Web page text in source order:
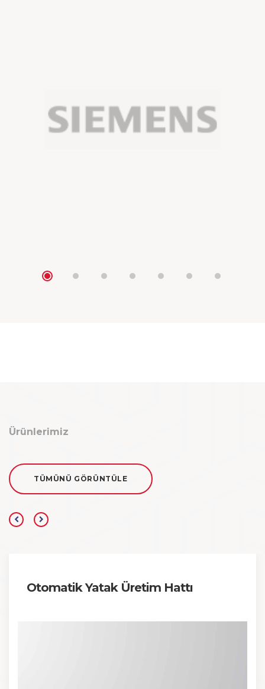
Ürünlerimiz
TÜMÜNÜ GÖRÜNTÜLE
Otomatik Yatak Üretim Hattı